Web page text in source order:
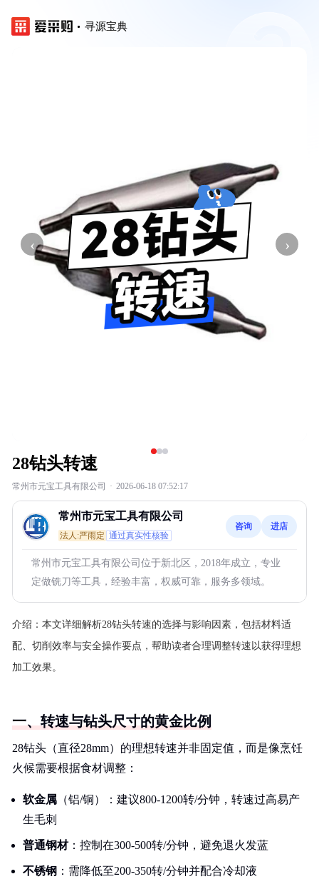
寻源宝典
‹ ›
28钻头转速
常州市元宝工具有限公司 · 2026-06-18 07:52:17
常州市元宝工具有限公司
法人:严雨定 通过真实性核验
咨询 进店
常州市元宝工具有限公司位于新北区，2018年成立，专业
定做铣刀等工具，经验丰富，权威可靠，服务多领域。
介绍： 本文详细解析28钻头转速的选择与影响因素，包括材料适
配、切削效率与安全操作要点，帮助读者合理调整转速以获得理想
加工效果。
一、转速与钻头尺寸的黄金比例
28钻头（直径28mm）的理想转速并非固定值，而是像烹饪
火候需要根据食材调整：
软金属 （铝/铜）：建议800-1200转/分钟，转速过高易产
生毛刺
普通钢材：控制在300-500转/分钟，避免退火发蓝
不锈钢 ：需降低至200-350转/分钟并配合冷却液